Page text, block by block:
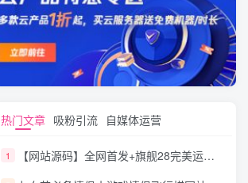
热门文章 吸粉引流 自媒体运营
1 【网站源码】全网首发+旗舰28完美运营Java版高仿28圈+彩种丰富+机器人+眯牌